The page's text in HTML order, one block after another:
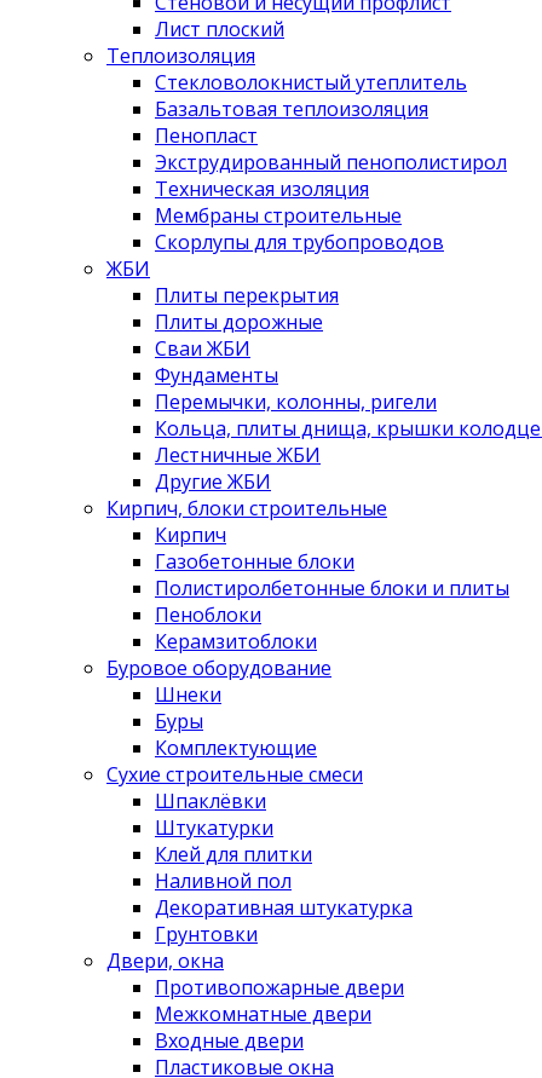
Лист плоский
Теплоизоляция
Стекловолокнистый утеплитель
Базальтовая теплоизоляция
Пенопласт
Экструдированный пенополистирол
Техническая изоляция
Мембраны строительные
Скорлупы для трубопроводов
ЖБИ
Плиты перекрытия
Плиты дорожные
Сваи ЖБИ
Фундаменты
Перемычки, колонны, ригели
Кольца, плиты днища, крышки
Лестничные ЖБИ
Другие ЖБИ
Кирпич, блоки строительные
Кирпич
Газобетонные блоки
Полистиролбетонные блоки и плиты
Пеноблоки
Керамзитоблоки
Буровое оборудование
Шнеки
Буры
Комплектующие
Сухие строительные смеси
Шпаклёвки
Штукатурки
Клей для плитки
Наливной пол
Декоративная штукатурка
Грунтовки
Двери, окна
Противопожарные двери
Межкомнатные двери
Входные двери
Пластиковые окна